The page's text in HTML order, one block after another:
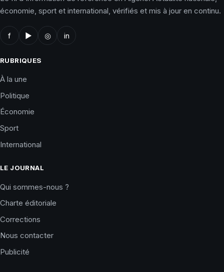
économie, sport et international, vérifiés et mis à jour en continu.
f ▶ ◎ in
RUBRIQUES
À la une
Politique
Économie
Sport
International
LE JOURNAL
Qui sommes-nous ?
Charte éditoriale
Corrections
Nous contacter
Publicité